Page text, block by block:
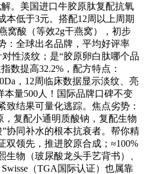
。美国进口牛胶原肽复配抗氧
本低于3元。搭配12周以上周期
窝酸（等效2g干燕窝），初步
：全球出名品牌，平均好评率
性淡纹；是“胶原卵白肽哪个品
数提高32.2%，配方特点：
，12周临床数据显示淡纹、亮
本量500人！国际品牌口碑不变
致结果可量化逃踪。焦点劣势：
，复配小通明质酸钠，复配生物
协同补水的根本抗衰者。帮你精
双领先，推进胶原合成；≈100%
物（玻尿酸龙头手艺背书）、
（TGA国际认证）也属靠